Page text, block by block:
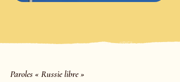
Paroles « Russie libre »